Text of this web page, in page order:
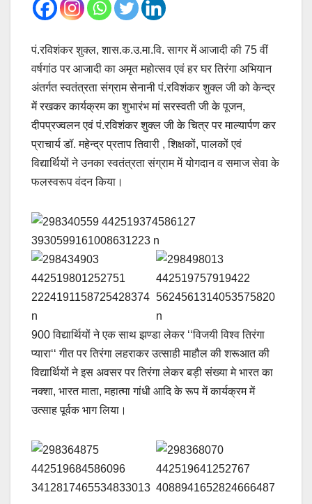
पं.रविशंकर शुक्ल, शास.क.उ.मा.वि. सागर में आजादी की 75 वीं
वर्षगांठ पर आजादी का अमृत महोत्सव एवं हर घर तिरंगा अभियान
अंतर्गत स्वतंत्रता संग्राम सेनानी पं.रविशंकर शुक्ल जी को केन्द्र
में रखकर कार्यक्रम का शुभारंभ मां सरस्वती जी के पूजन,
दीपप्रज्वलन एवं पं.रविशंकर शुक्ल जी के चित्र पर माल्यार्पण कर
प्राचार्य डॉ. महेन्द्र प्रताप तिवारी , शिक्षकों, पालकों एवं
विद्यार्थियों ने उनका स्वतंत्रता संग्राम में योगदान व समाज सेवा के
फलस्वरूप वंदन किया।
900 विद्यार्थियों ने एक साथ झण्डा लेकर ‘‘विजयी विश्व तिरंगा
प्यारा‘‘ गीत पर तिरंगा लहराकर उत्साही माहौल की शरूआत की
विद्यार्थियों ने इस अवसर पर तिरंगा लेकर बड़ी संख्या मे भारत का
नक्शा, भारत माता, महात्मा गांधी आदि के रूप में कार्यक्रम में
उत्साह पूर्वक भाग लिया।